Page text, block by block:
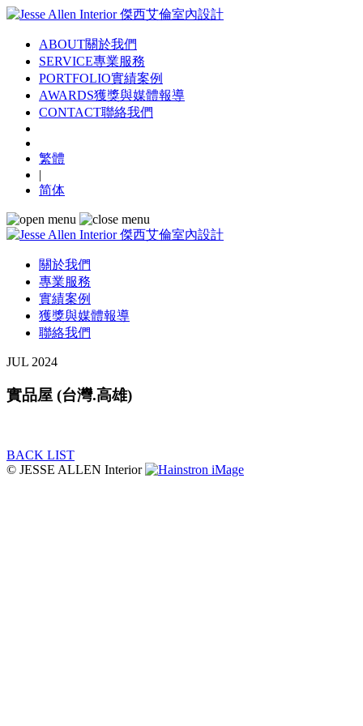
ABOUT關於我們
SERVICE專業服務
PORTFOLIO實績案例
AWARDS獲獎與媒體報導
CONTACT聯絡我們
繁體
|
简体
關於我們
專業服務
實績案例
獲獎與媒體報導
聯絡我們
JUL 2024
實品屋 (台灣.高雄)
BACK LIST
© JESSE ALLEN Interior